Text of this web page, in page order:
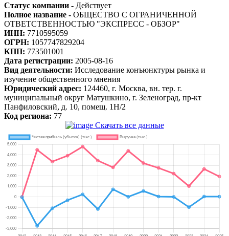
Статус компании - Действует
Полное название - ОБЩЕСТВО С ОГРАНИЧЕННОЙ
ОТВЕТСТВЕННОСТЬЮ "ЭКСПРЕСС - ОБЗОР"
ИНН: 7710595059
ОГРН: 1057747829204
КПП: 773501001
Дата регистрации: 2005-08-16
Вид деятельности: Исследование конъюнктуры рынка и
изучение общественного мнения
Юридический адрес: 124460, г. Москва, вн. тер. г.
муниципальный округ Матушкино, г. Зеленоград, пр-кт
Панфиловский, д. 10, помещ. 1Н/2
Код региона: 77
Скачать все данные